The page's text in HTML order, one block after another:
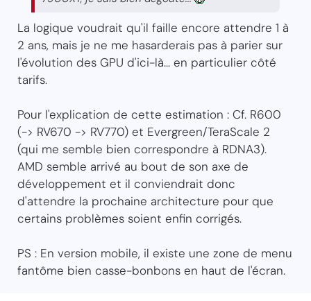
La logique voudrait qu'il faille encore attendre 1 à
2 ans, mais je ne me hasarderais pas à parier sur
l'évolution des GPU d'ici-là... en particulier côté
tarifs.
Pour l'explication de cette estimation : Cf. R600
(-> RV670 -> RV770) et Evergreen/TeraScale 2
(qui me semble bien correspondre à RDNA3).
AMD semble arrivé au bout de son axe de
développement et il conviendrait donc
d'attendre la prochaine architecture pour que
certains problèmes soient enfin corrigés.
PS : En version mobile, il existe une zone de menu
fantôme bien casse-bonbons en haut de l'écran.